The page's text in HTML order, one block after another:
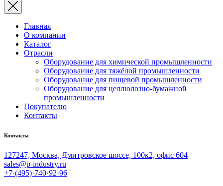
Главная
О компании
Каталог
Отрасли
Оборудование для химической промышленности
Оборудование для тяжёлой промышленности
Оборудование для пищевой промышленности
Оборудование для целлюлозно-бумажной
промышленности
Покупателю
Контакты
Контакты
127247, Москва, Дмитровское шоссе, 100к2, офис 604
sales@p-industry.ru
+7·(495)·740·92·96